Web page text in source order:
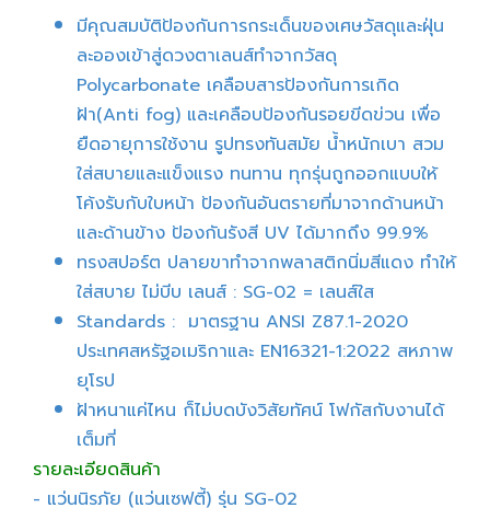
มีคุณสมบัติป้องกันการกระเด็นของเศษวัสดุและฝุ่น
ละอองเข้าสู่ดวงตาเลนส์ทำจากวัสดุ
Polycarbonate เคลือบสารป้องกันการเกิด
ฝ้า(Anti fog) และเคลือบป้องกันรอยขีดข่วน เพื่อ
ยืดอายุการใช้งาน รูปทรงทันสมัย น้ำหนักเบา สวม
ใส่สบายและแข็งแรง ทนทาน ทุกรุ่นถูกออกแบบให้
โค้งรับกับใบหน้า ป้องกันอันตรายที่มาจากด้านหน้า
และด้านข้าง ป้องกันรังสี UV ได้มากถึง 99.9%
ทรงสปอร์ต ปลายขาทำจากพลาสติกนิ่มสีแดง ทำให้
ใส่สบาย ไม่บีบ เลนส์ : SG-02 = เลนส์ใส
Standards : มาตรฐาน ANSI Z87.1-2020
ประเทศสหรัฐอเมริกาและ EN16321-1:2022 สหภาพ
ยุโรป
ฝ้าหนาแค่ไหน ก็ไม่บดบังวิสัยทัศน์ โฟกัสกับงานได้
เต็มที่
รายละเอียดสินค้า
- แว่นนิรภัย (แว่นเซฟตี้) รุ่น SG-02